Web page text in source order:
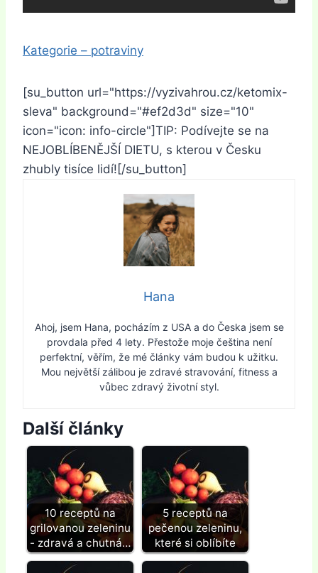
Kategorie – potraviny
[su_button url="https://vyzivahrou.cz/ketomix-
sleva" background="#ef2d3d" size="10"
icon="icon: info-circle"]TIP: Podívejte se na
NEJOBLÍBENĚJŠÍ DIETU, s kterou v Česku
zhubly tisíce lidí![/su_button]
Hana
Ahoj, jsem Hana, pocházím z USA a do Česka jsem se
provdala před 4 lety. Přestože moje čeština není
perfektní, věřím, že mé články vám budou k užitku.
Mou největší zálibou je zdravé stravování, fitness a
vůbec zdravý životní styl.
Další články
10 receptů na
grilovanou zeleninu
- zdravá a chutná…
5 receptů na
pečenou zeleninu,
které si oblíbíte